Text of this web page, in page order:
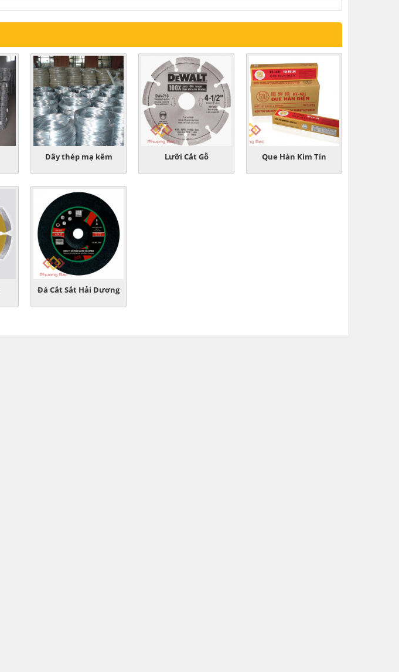
Dây thép mạ kẽm Lưỡi Cắt Gỗ Que Hàn Kim Tín
Đá Cắt Sắt Hải Dương